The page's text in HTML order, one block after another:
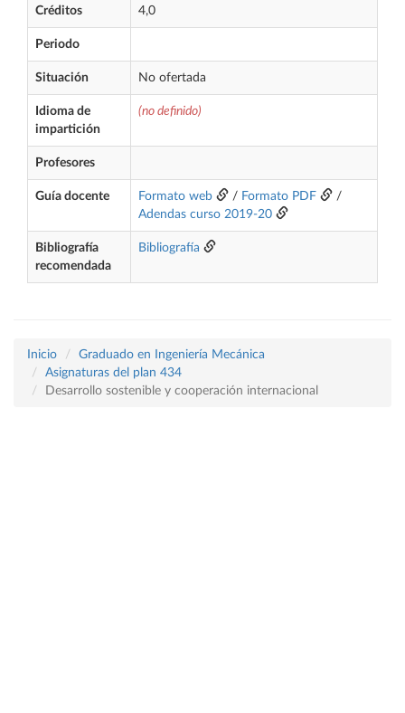
Créditos 4,0
Periodo
Situación No ofertada
Idioma de
impartición
(no definido)
Profesores
Guía docente Formato web / Formato PDF
/
Adendas curso 2019-20
Bibliografía
recomendada
Bibliografía
Inicio
Graduado en Ingeniería Mecánica
Asignaturas del plan 434
Desarrollo sostenible y cooperación internacional